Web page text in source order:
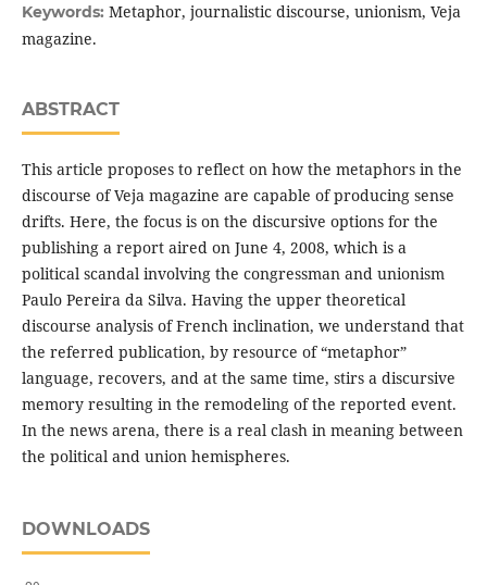
Keywords: Metaphor, journalistic discourse, unionism, Veja
magazine.
ABSTRACT
This article proposes to reflect on how the metaphors in the
discourse of Veja magazine are capable of producing sense
drifts. Here, the focus is on the discursive options for the
publishing a report aired on June 4, 2008, which is a
political scandal involving the congressman and unionism
Paulo Pereira da Silva. Having the upper theoretical
discourse analysis of French inclination, we understand that
the referred publication, by resource of “metaphor”
language, recovers, and at the same time, stirs a discursive
memory resulting in the remodeling of the reported event.
In the news arena, there is a real clash in meaning between
the political and union hemispheres.
DOWNLOADS